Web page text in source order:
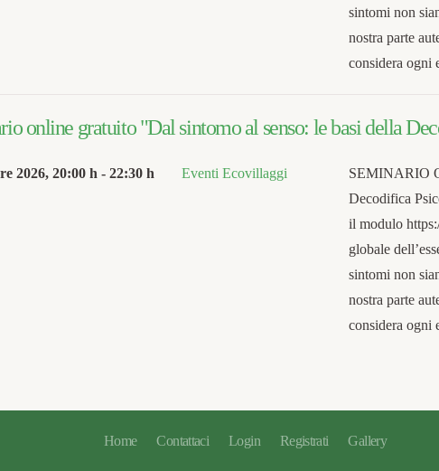
sintomi non
nostra parte
considera ogni
online gratuito "Dal sintomo al senso: le basi della
2026, 20:00 h - 22:30 h Eventi Ecovillaggi
SEMINARIO
Decodifica
il modulo
globale
sintomi non
nostra parte
considera ogni
Home Contattaci Login Registrati Gallery